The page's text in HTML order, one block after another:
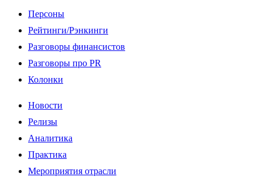
Персоны
Рейтинги/Рэнкинги
Разговоры финансистов
Разговоры про PR
Колонки
Новости
Релизы
Аналитика
Практика
Мероприятия отрасли